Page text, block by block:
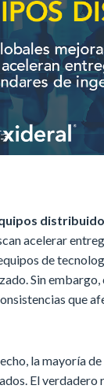
acelerar
de
Sin
que
la mayoría
El verdadero